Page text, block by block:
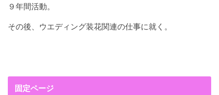
９年間活動。
その後、ウエディング装花関連の仕事に就く。
固定ページ